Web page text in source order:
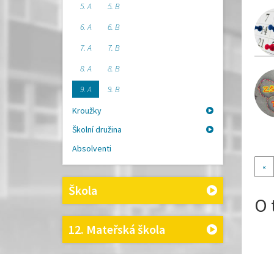
5. A
5. B
6. A
6. B
7. A
7. B
8. A
8. B
9. A
9. B
Kroužky
Školní družina
Absolventi
Škola
12. Mateřská škola
«
O